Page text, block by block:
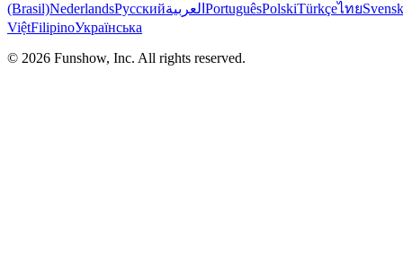
(Brasil)NederlandsРусскийالعربية PortuguêsPolskiTürkçeไทย
ViệtFilipinoУкраїнська
© 2026 Funshow, Inc. All rights reserved.